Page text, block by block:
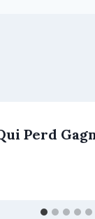
Perd